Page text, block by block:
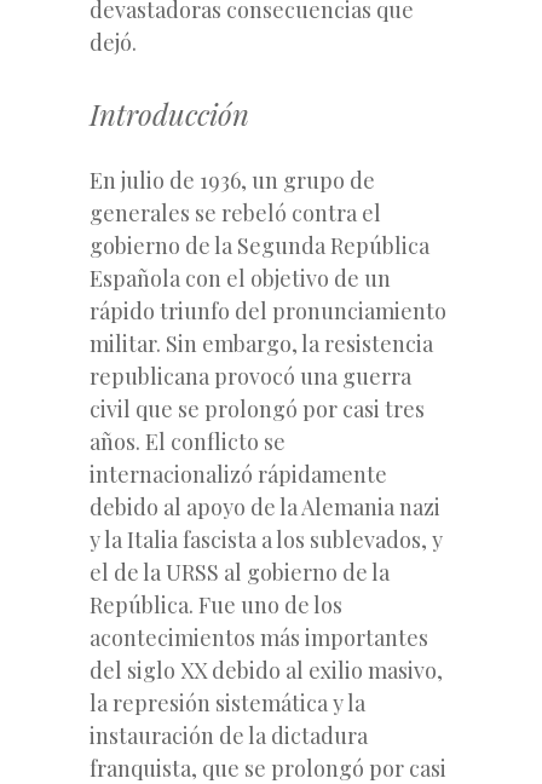
devastadoras consecuencias que
dejó.
Introducción
En julio de 1936, un grupo de
generales se rebeló contra el
gobierno de la Segunda República
Española con el objetivo de un
rápido triunfo del pronunciamiento
militar. Sin embargo, la resistencia
republicana provocó una guerra
civil que se prolongó por casi tres
años. El conflicto se
internacionalizó rápidamente
debido al apoyo de la Alemania nazi
y la Italia fascista a los sublevados, y
el de la URSS al gobierno de la
República. Fue uno de los
acontecimientos más importantes
del siglo XX debido al exilio masivo,
la represión sistemática y la
instauración de la dictadura
franquista, que se prolongó por casi